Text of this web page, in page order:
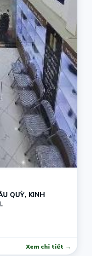
QUỲ, KINH
Xem chi tiết →